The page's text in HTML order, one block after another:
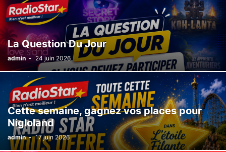
La Question Du Jour
admin - 24 juin 2026
Cette semaine, gagnez vos places pour
Nigloland
admin - 17 juin 2026